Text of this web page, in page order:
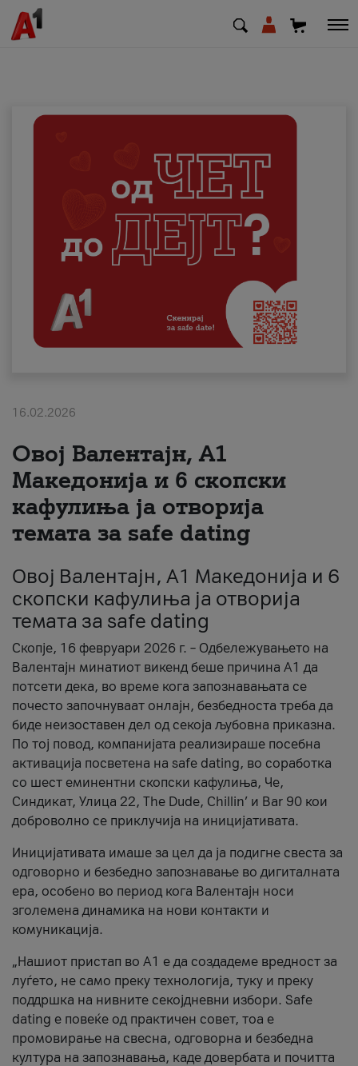
Деловни
Поддршка
Надополни кредит
Плати сметка
#ПодобарОнлајн
16.02.2026
Овој Валентајн, A1
Македонија и 6 скопски
кафулиња ја отворија
темата за safe dating
Овој Валентајн, A1 Македонија и 6
скопски кафулиња ја отворија
темата за safe dating
Скопје, 16 февруари 2026 г. – Одбележувањето на
Валентајн минатиот викенд беше причина А1 да
потсети дека, во време кога запознавањата се
почесто започнуваат онлајн, безбедноста треба да
биде неизоставен дел од секоја љубовна приказна.
По тој повод, компанијата реализираше посебна
активација посветена на safe dating, во соработка
со шест еминентни скопски кафулиња, Че,
Синдикат, Улица 22, The Dude, Chillin’ и Bar 90 кои
доброволно се приклучија на иницијативата.
Иницијативата имаше за цел да ја подигне свеста за
одговорно и безбедно запознавање во дигиталната
ера, особено во период кога Валентајн носи
зголемена динамика на нови контакти и
комуникација.
„Нашиот пристап во А1 е да создадеме вредност за
луѓето, не само преку технологија, туку и преку
поддршка на нивните секојдневни избори. Safe
dating е повеќе од практичен совет, тоа е
промовирање на свесна, одговорна и безбедна
култура на запознавања, каде довербата и почитта